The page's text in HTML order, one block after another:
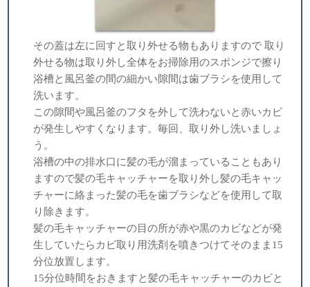
その蓋は左に回すと取り外せる物もありますので 取り
外せる物は取り外し全体をお掃除用のスポンジで擦り
浴槽と風呂釜の間の細かい隙間は歯ブラシを使用して
洗います。
この隙間や風呂釜のフタを外して洗わないと赤いカビ
が発生しやすくなります。毎回、取り外し洗いましょ
う。
浴槽の中の排水口に髪の毛が溜まっていることもあり
ますので髪の毛キャッチャーを取り外し髪の毛キャッ
チャーに絡まった髪の毛を歯ブラシなどを使用して取
り除きます。
髪の毛キャッチャーの目の所が赤や黒のカビなどが発
生していたらカビ取り用洗剤を噴きつけてそのまま15
分位放置します。
15分位時間をおきますと髪の毛キャッチャーのカビと